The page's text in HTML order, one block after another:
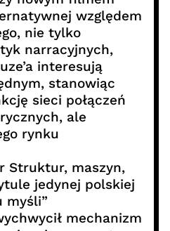
względem
nie tylko
narracyjnych,
interesują
stanowiąc
sieci połączeń
ale
rynku
Struktur, maszyn,
jedynej polskiej
myśli”
mechanizm